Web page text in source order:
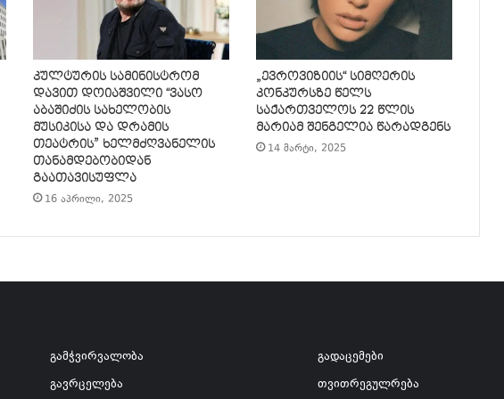
კულტურის სამინისტრომ
დავით დოიაშვილი “ვასო
აბაშიძის სახელობის
მუსიკისა და დრამის
თეატრის” ხელმძღვანელის
თანამდებობიდან
გაათავისუფლა
16 აპრილი, 2025
„ევროვიზიის“ სიმღერის
კონკურსზე წელს
საქართველოს 22 წლის
მარიამ შენგელია წარადგენს
14 მარტი, 2025
გამჭვირვალობა
გავრცელება
გადაცემები
თვითრეგულრება